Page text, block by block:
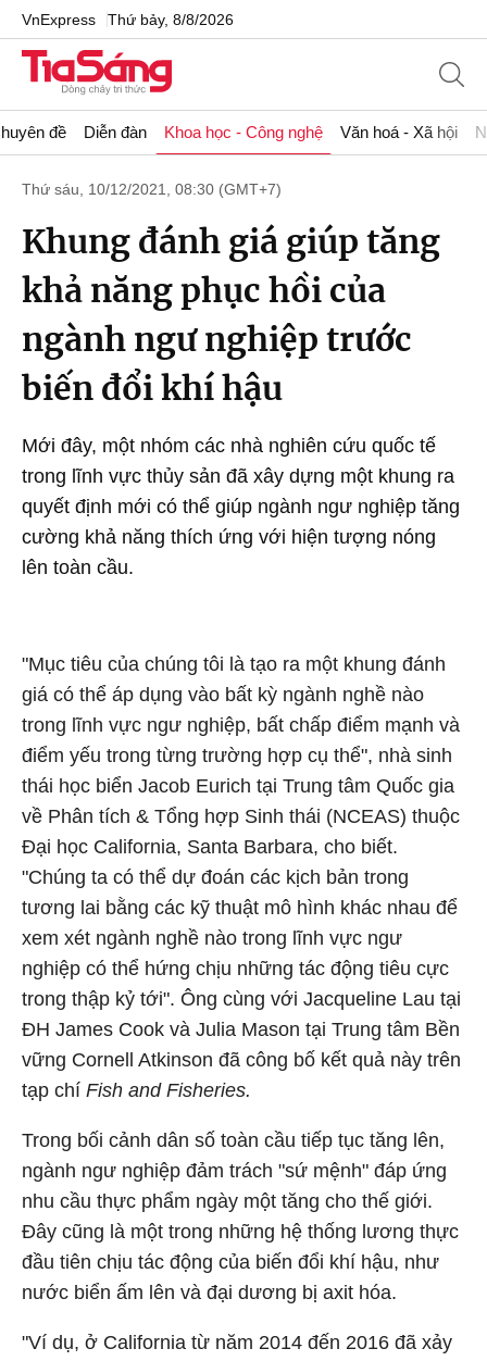
VnExpress Thứ bảy, 8/8/2026
đề Diễn đàn Khoa học - Công nghệ Văn hoá - Xã hội
Thứ sáu, 10/12/2021, 08:30 (GMT+7)
Khung đánh giá giúp tăng
khả năng phục hồi của
ngành ngư nghiệp trước
biến đổi khí hậu
Mới đây, một nhóm các nhà nghiên cứu quốc tế
trong lĩnh vực thủy sản đã xây dựng một khung ra
quyết định mới có thể giúp ngành ngư nghiệp tăng
cường khả năng thích ứng với hiện tượng nóng
lên toàn cầu.
"Mục tiêu của chúng tôi là tạo ra một khung đánh
giá có thể áp dụng vào bất kỳ ngành nghề nào
trong lĩnh vực ngư nghiệp, bất chấp điểm mạnh và
điểm yếu trong từng trường hợp cụ thể", nhà sinh
thái học biển Jacob Eurich tại Trung tâm Quốc gia
về Phân tích & Tổng hợp Sinh thái (NCEAS) thuộc
Đại học California, Santa Barbara, cho biết.
"Chúng ta có thể dự đoán các kịch bản trong
tương lai bằng các kỹ thuật mô hình khác nhau để
xem xét ngành nghề nào trong lĩnh vực ngư
nghiệp có thể hứng chịu những tác động tiêu cực
trong thập kỷ tới". Ông cùng với Jacqueline Lau tại
ĐH James Cook và Julia Mason tại Trung tâm Bền
vững Cornell Atkinson đã công bố kết quả này trên
tạp chí Fish and Fisheries.
Trong bối cảnh dân số toàn cầu tiếp tục tăng lên,
ngành ngư nghiệp đảm trách "sứ mệnh" đáp ứng
nhu cầu thực phẩm ngày một tăng cho thế giới.
Đây cũng là một trong những hệ thống lương thực
đầu tiên chịu tác động của biến đổi khí hậu, như
nước biển ấm lên và đại dương bị axit hóa.
"Ví dụ, ở California từ năm 2014 đến 2016 đã xảy